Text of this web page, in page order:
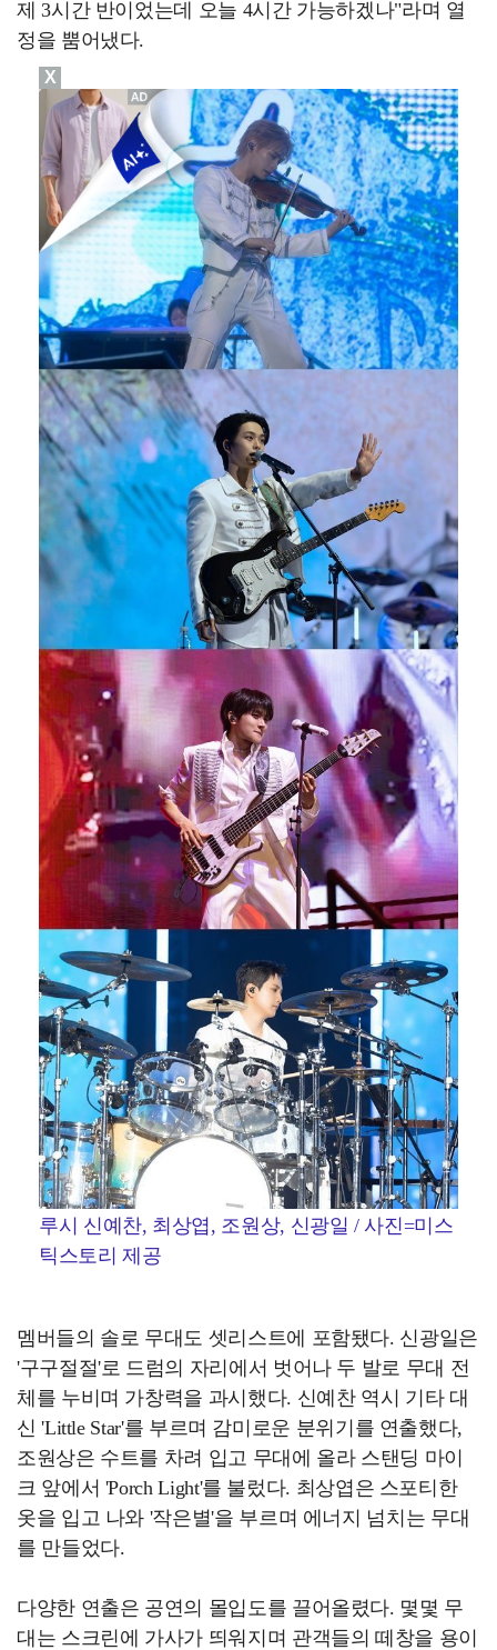
제 3시간 반이었는데 오늘 4시간 가능하겠나"라며 열
정을 뿜어냈다.
루시 신예찬, 최상엽, 조원상, 신광일 / 사진=미스
틱스토리 제공
멤버들의 솔로 무대도 셋리스트에 포함됐다. 신광일은
'구구절절'로 드럼의 자리에서 벗어나 두 발로 무대 전
체를 누비며 가창력을 과시했다. 신예찬 역시 기타 대
신 'Little Star'를 부르며 감미로운 분위기를 연출했다,
조원상은 수트를 차려 입고 무대에 올라 스탠딩 마이
크 앞에서 'Porch Light'를 불렀다. 최상엽은 스포티한
옷을 입고 나와 '작은별'을 부르며 에너지 넘치는 무대
를 만들었다.
다양한 연출은 공연의 몰입도를 끌어올렸다. 몇몇 무
대는 스크린에 가사가 띄워지며 관객들의 떼창을 용이
X